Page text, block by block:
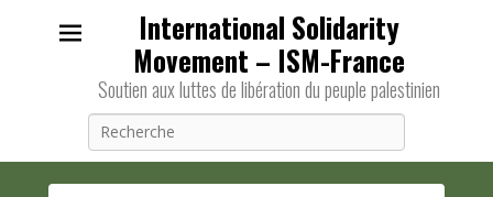
International Solidarity
Movement – ISM-France
Soutien aux luttes de libération du peuple palestinien